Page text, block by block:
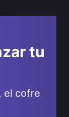
tu
el cofre